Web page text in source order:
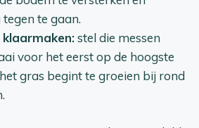
te gaan.
stel die messen
voor het eerst op de hoogste
gras begint te groeien bij rond